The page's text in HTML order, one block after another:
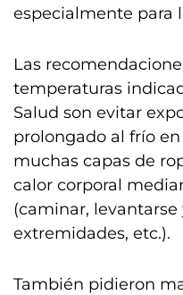
especialmente para
Las
temperaturas
Salud son evitar
prolongado al frío
muchas capas de
calor corporal
(caminar,
extremidades, etc.).
También pidieron